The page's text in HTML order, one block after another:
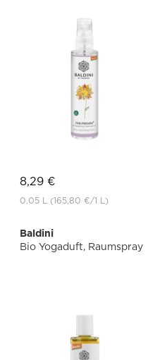
8,29 €
0.05 L (165,80 €/1 L)
Baldini
Bio Yogaduft, Raumspray